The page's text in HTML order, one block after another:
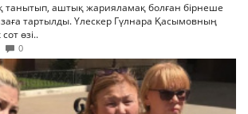
танытып, аштық жарияламақ болған бірнеше
тартылды. Үлескер Гүлнара Қасымовның
өзі..
0